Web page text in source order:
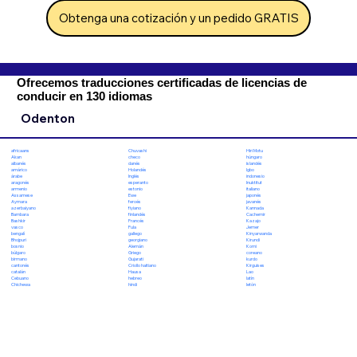
Obtenga una cotización y un pedido GRATIS
Ofrecemos traducciones certificadas de licencias de
conducir en 130 idiomas
Odenton
africaans
Akan
albanés
amárico
árabe
aragonés
armenio
Assamese
Aymara
azerbaiyano
Bambara
Bashkir
vasco
bengalí
Bhojpuri
bosnio
búlgaro
birmano
cantonés
catalán
Cebuano
Chichewa
Chuvashi
checo
danés
Holandés
Inglés
esperanto
estonio
Ewe
feroés
fiyiano
finlandés
Francés
Fula
gallego
georgiano
Alemán
Griego
Gujarati
Criollo haitiano
Hausa
hebreo
hindi
Hiri Motu
húngaro
islandés
Igbo
indonesio
Inuktitut
italiano
japonés
javanés
Kannada
Cachemir
Kazajo
Jemer
Kinyarwanda
Kirundi
Komi
coreano
kurdo
Kirguises
Lao
latín
letón